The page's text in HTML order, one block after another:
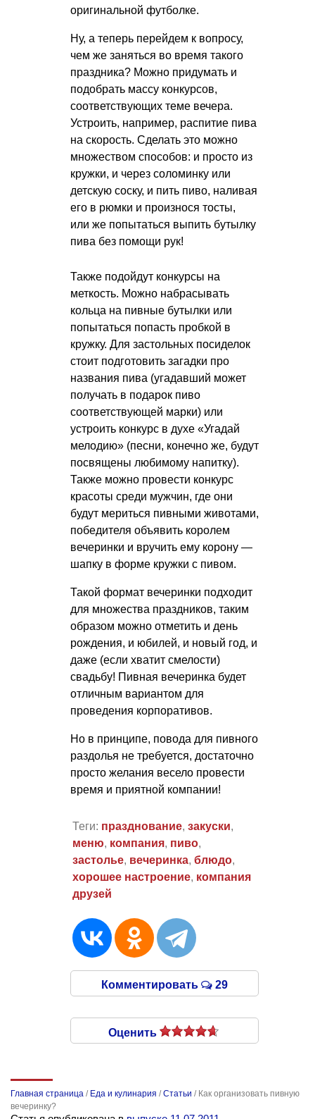
оригинальной футболке.
Ну, а теперь перейдем к вопросу,
чем же заняться во время такого
праздника? Можно придумать и
подобрать массу конкурсов,
соответствующих теме вечера.
Устроить, например, распитие пива
на скорость. Сделать это можно
множеством способов: и просто из
кружки, и через соломинку или
детскую соску, и пить пиво, наливая
его в рюмки и произнося тосты,
или же попытаться выпить бутылку
пива без помощи рук!
Также подойдут конкурсы на
меткость. Можно набрасывать
кольца на пивные бутылки или
попытаться попасть пробкой в
кружку. Для застольных посиделок
стоит подготовить загадки про
названия пива (угадавший может
получать в подарок пиво
соответствующей марки) или
устроить конкурс в духе «Угадай
мелодию» (песни, конечно же, будут
посвящены любимому напитку).
Также можно провести конкурс
красоты среди мужчин, где они
будут мериться пивными животами,
победителя объявить королем
вечеринки и вручить ему корону —
шапку в форме кружки с пивом.
Такой формат вечеринки подходит
для множества праздников, таким
образом можно отметить и день
рождения, и юбилей, и новый год, и
даже (если хватит смелости)
свадьбу! Пивная вечеринка будет
отличным вариантом для
проведения корпоративов.
Но в принципе, повода для пивного
раздолья не требуется, достаточно
просто желания весело провести
время и приятной компании!
Теги: празднование, закуски,
меню, компания, пиво,
застолье, вечеринка, блюдо,
хорошее настроение, компания
друзей
Комментировать 29
Оценить
Главная страница / Еда и кулинария /Статьи / Как организовать пивную
вечеринку?